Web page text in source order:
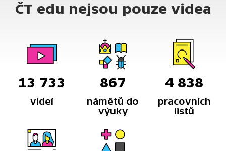
ČT edu nejsou pouze videa
13 733
videí
867
námětů do
výuky
4 838
pracovních
listů